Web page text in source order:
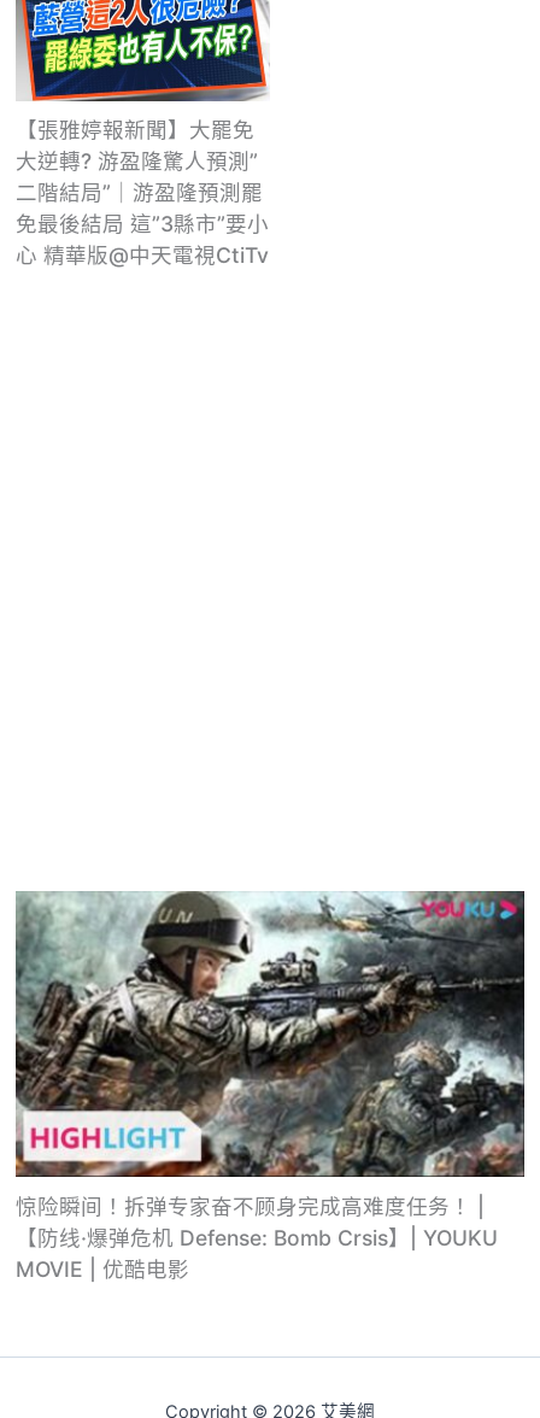
【張雅婷報新聞】大罷免
大逆轉? 游盈隆驚人預測”
二階結局”｜游盈隆預測罷
免最後結局 這”3縣市”要小
心 精華版@中天電視CtiTv
惊险瞬间！拆弹专家奋不顾身完成高难度任务！ |
【防线·爆弹危机 Defense: Bomb Crsis】| YOUKU
MOVIE | 优酷电影
Copyright © 2026 艾美網